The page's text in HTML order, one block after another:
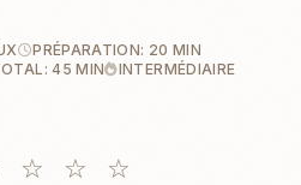
PRÉPARATION: 20 MIN
45 MIN INTERMÉDIAIRE
☆ ☆ ☆